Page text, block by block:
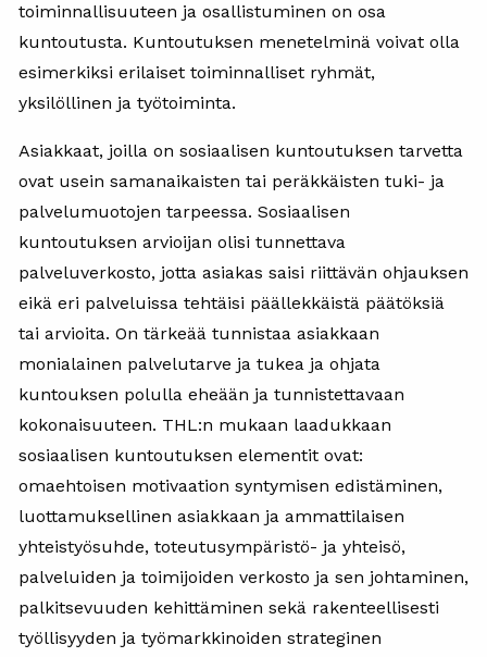
toiminnallisuuteen ja osallistuminen on osa
kuntoutusta. Kuntoutuksen menetelminä voivat olla
esimerkiksi erilaiset toiminnalliset ryhmät,
yksilöllinen ja työtoiminta.
Asiakkaat, joilla on sosiaalisen kuntoutuksen tarvetta
ovat usein samanaikaisten tai peräkkäisten tuki- ja
palvelumuotojen tarpeessa. Sosiaalisen
kuntoutuksen arvioijan olisi tunnettava
palveluverkosto, jotta asiakas saisi riittävän ohjauksen
eikä eri palveluissa tehtäisi päällekkäistä päätöksiä
tai arvioita. On tärkeää tunnistaa asiakkaan
monialainen palvelutarve ja tukea ja ohjata
kuntouksen polulla eheään ja tunnistettavaan
kokonaisuuteen. THL:n mukaan laadukkaan
sosiaalisen kuntoutuksen elementit ovat:
omaehtoisen motivaation syntymisen edistäminen,
luottamuksellinen asiakkaan ja ammattilaisen
yhteistyösuhde, toteutusympäristö- ja yhteisö,
palveluiden ja toimijoiden verkosto ja sen johtaminen,
palkitsevuuden kehittäminen sekä rakenteellisesti
työllisyyden ja työmarkkinoiden strateginen